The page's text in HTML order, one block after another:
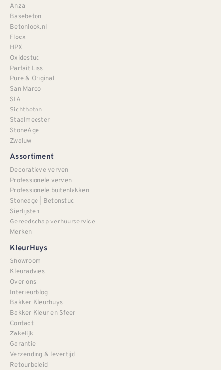
Anza
Basebeton
Betonlook.nl
Flocx
HPX
Oxidestuc
Parfait Liss
Pure & Original
San Marco
SIA
Sichtbeton
Staalmeester
StoneAge
Zwaluw
Assortiment
Decoratieve verven
Professionele verven
Professionele buitenlakken
Stoneage | Betonstuc
Sierlijsten
Gereedschap verhuurservice
Merken
KleurHuys
Showroom
Kleuradvies
Over ons
Interieurblog
Bakker Kleurhuys
Bakker Kleur en Sfeer
Contact
Zakelijk
Garantie
Verzending & levertijd
Retourbeleid